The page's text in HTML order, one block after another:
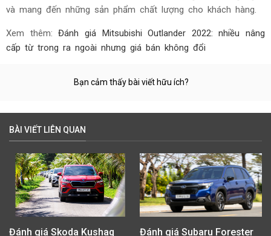
chiến lược cho một thị trường đầy tiềm năng như Việt Nam,
Việt Nam cho lễ ra mắt toàn cầu chính là sự tri ân đối với
niềm tin của khách hàng Việt Nam dành cho thương hiệu
kế và phát triển dựa trên thói quen và hành vi tiêu dùng của
người Đông Nam Á nói chung, người Việt Nam nói riêng. Qua
đó, Mitsubishi Motors thể hiện sự tôn trọng, luôn lắng nghe
và mang đến những sản phẩm chất lượng cho khách hàng.
Xem thêm:Đánh giá Mitsubishi Outlander 2022: nhiều nâng
cấp từ trong ra ngoài nhưng giá bán không đổi
Bạn cảm thấy bài viết hữu ích?